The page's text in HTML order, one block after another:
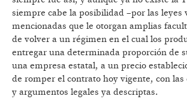
siempre cabe la posibilidad –por las leyes
mencionadas que le otorgan amplias
de volver a un régimen en el cual los
entregar una determinada proporción de
una empresa estatal, a un precio
de romper el contrato hoy vigente, con las
y argumentos legales ya descriptas.